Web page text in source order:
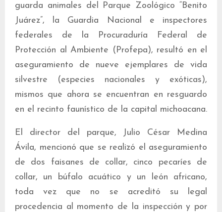
guarda animales del Parque Zoológico “Benito
Juárez”, la Guardia Nacional e inspectores
federales de la Procuraduría Federal de
Protección al Ambiente (Profepa), resultó en el
aseguramiento de nueve ejemplares de vida
silvestre (especies nacionales y exóticas),
mismos que ahora se encuentran en resguardo
en el recinto faunístico de la capital michoacana.
El director del parque, Julio César Medina
Ávila, mencionó que se realizó el aseguramiento
de dos faisanes de collar, cinco pecaríes de
collar, un búfalo acuático y un león africano,
toda vez que no se acreditó su legal
procedencia al momento de la inspección y por